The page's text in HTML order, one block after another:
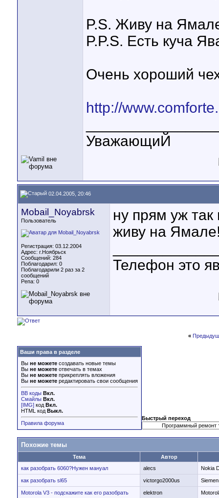
P.S. Живу на
P.P.S. Есть куча
Очень хороший
http://
УважающиЙ
02.04.2005, 20:46
Mobail_Noyabrsk
Пользователь
Регистрация: 03.12.2004
Адрес: г.Ноябрьск
Сообщений: 284
Поблагодарил: 0
Поблагодарили 2 раз за 2
сообщений
Репа: 0
ну прям уж
живу на
Телефон это
«
Ваши права в разделе
Вы не можете создавать новые темы
Вы не можете отвечать в темах
Вы не можете прикреплять вложения
Вы не можете редактировать свои сообщения
BB коды Вкл.
Смайлы Вкл.
[IMG] код Вкл.
HTML код Выкл.
Правила форума
Быстрый переход
Похожие темы
Тема
Автор
как разобрать 6060?Нужен мануал
alecs Nokia
как разобрать sl65 victorgo2000us
Motorola V3 - подскажите как его разобрать elektron